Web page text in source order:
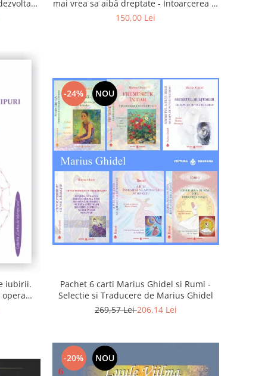
mai vrea sa aibă dreptate - Intoarcerea la
Simplitatea care mantuieste sufletul
150,00 Lei
iubirii.
-24% NOU
Pachet 6 carti Marius Ghidel si Rumi -
Selectie si Traducere de Marius Ghidel
269,57 Lei206,14 Lei
-20% NOU